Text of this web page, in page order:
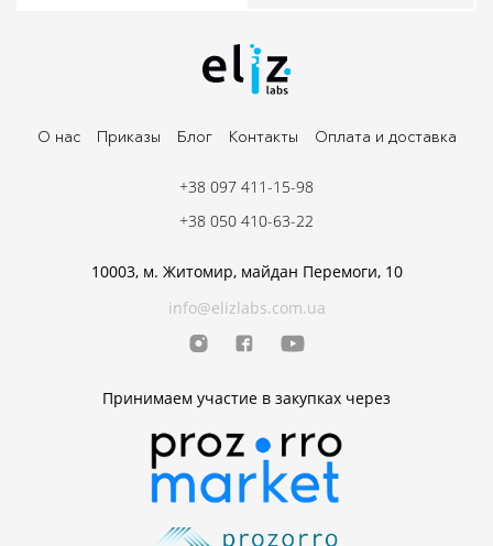
О нас Приказы Блог Контакты Оплата и доставка
10003, м. Житомир, майдан Перемоги, 10
info@elizlabs.com.ua
Принимаем участие в закупках через
+38 097 411-15-98
+38 050 410-63-22